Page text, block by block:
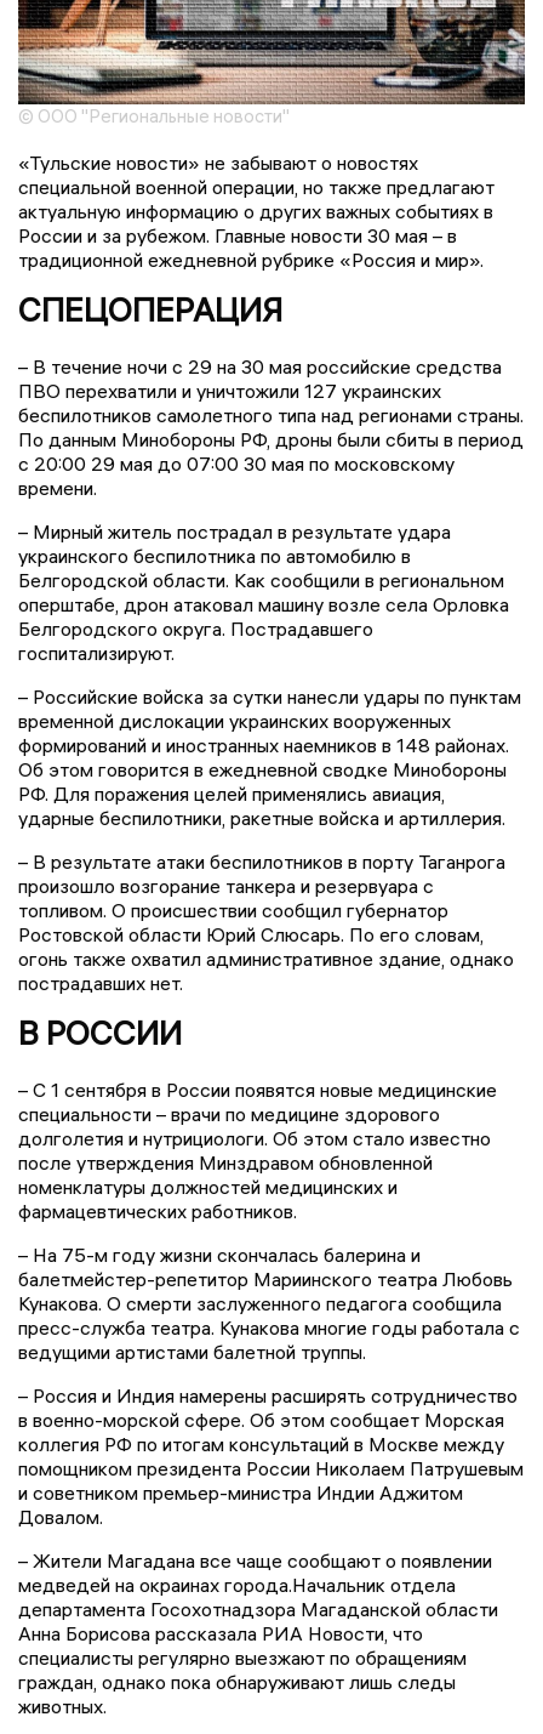
© ООО "Региональные новости"
«Тульские новости» не забывают о новостях
специальной военной операции, но также предлагают
актуальную информацию о других важных событиях в
России и за рубежом. Главные новости 30 мая – в
традиционной ежедневной рубрике «Россия и мир».
СПЕЦОПЕРАЦИЯ
– В течение ночи с 29 на 30 мая российские средства
ПВО перехватили и уничтожили 127 украинских
беспилотников самолетного типа над регионами страны.
По данным Минобороны РФ, дроны были сбиты в период
с 20:00 29 мая до 07:00 30 мая по московскому
времени.
– Мирный житель пострадал в результате удара
украинского беспилотника по автомобилю в
Белгородской области. Как сообщили в региональном
оперштабе, дрон атаковал машину возле села Орловка
Белгородского округа. Пострадавшего
госпитализируют.
– Российские войска за сутки нанесли удары по пунктам
временной дислокации украинских вооруженных
формирований и иностранных наемников в 148 районах.
Об этом говорится в ежедневной сводке Минобороны
РФ. Для поражения целей применялись авиация,
ударные беспилотники, ракетные войска и артиллерия.
– В результате атаки беспилотников в порту Таганрога
произошло возгорание танкера и резервуара с
топливом. О происшествии сообщил губернатор
Ростовской области Юрий Слюсарь. По его словам,
огонь также охватил административное здание, однако
пострадавших нет.
В РОССИИ
– С 1 сентября в России появятся новые медицинские
специальности – врачи по медицине здорового
долголетия и нутрициологи. Об этом стало известно
после утверждения Минздравом обновленной
номенклатуры должностей медицинских и
фармацевтических работников.
– На 75-м году жизни скончалась балерина и
балетмейстер-репетитор Мариинского театра Любовь
Кунакова. О смерти заслуженного педагога сообщила
пресс-служба театра. Кунакова многие годы работала с
ведущими артистами балетной труппы.
– Россия и Индия намерены расширять сотрудничество
в военно-морской сфере. Об этом сообщает Морская
коллегия РФ по итогам консультаций в Москве между
помощником президента России Николаем Патрушевым
и советником премьер-министра Индии Аджитом
Довалом.
– Жители Магадана все чаще сообщают о появлении
медведей на окраинах города.Начальник отдела
департамента Госохотнадзора Магаданской области
Анна Борисова рассказала РИА Новости, что
специалисты регулярно выезжают по обращениям
граждан, однако пока обнаруживают лишь следы
животных.